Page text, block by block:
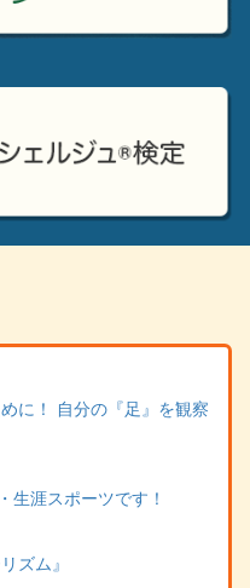
に！ 自分の『足』を観察
生涯スポーツです！
ズム』